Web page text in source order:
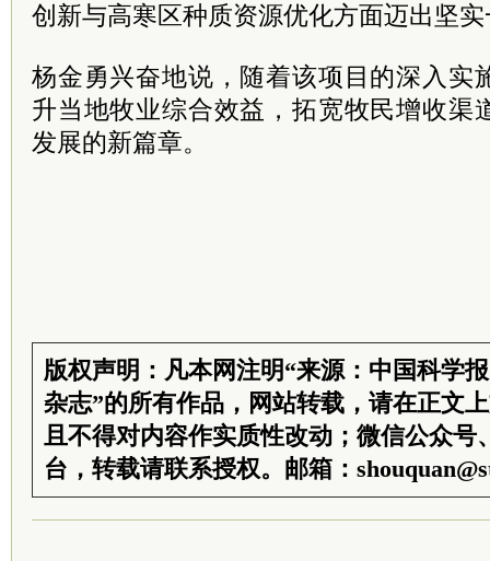
创新与高寒区种质资源优化方面迈出坚
杨金勇兴奋地说，随着该项目的深入实
升当地牧业综合效益，拓宽牧民增收渠
发展的新篇章。
版权声明：凡本网注明“来源：中国科学
杂志”的所有作品，网站转载，请在正文
且不得对内容作实质性改动；微信公众号
台，转载请联系授权。邮箱：